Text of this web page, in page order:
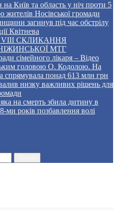
на Київ та область у ніч проти 5
жителів Носівської громади
загинув під час обстрілу
Квітнева
VIII СКЛИКАННЯ
МТГ
сімейного лікаря – Відео
головою О. Кодолою. На
спрямувала понад 613 млн грн
низку важливих рішень для
на смерть збила дитину в
ми років позбавлення волі